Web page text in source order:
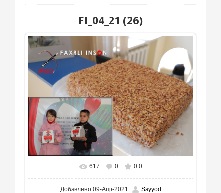
FI_04_21 (26)
617 0 0.0
Добавлено09-Апр-2021 Sayyod